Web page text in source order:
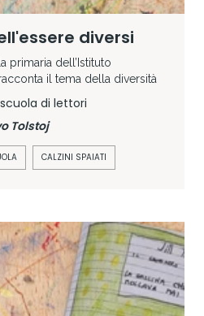
diversi
primaria dell’Istituto
il tema della diversità
di lettori
Tolstoj
CALZINI SPAIATI